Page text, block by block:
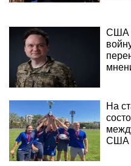
США
На
США